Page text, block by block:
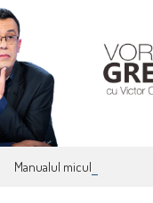
Manualul micului cititor